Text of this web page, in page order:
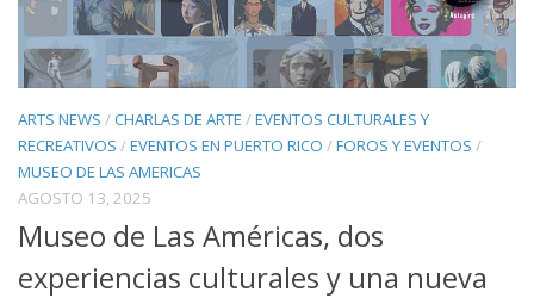
ARTS NEWS /CHARLAS DE ARTE /EVENTOS CULTURALES Y
RECREATIVOS /EVENTOS EN PUERTO RICO /FOROS Y EVENTOS /
MUSEO DE LAS AMERICAS
AGOSTO 13, 2025
Museo de Las Américas, dos
experiencias culturales y una nueva